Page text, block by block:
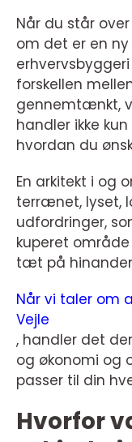
Når du står
om det er en
forskellen
gennemtænkt,
handler ikke
hvordan du
En arkitekt i og
terrænet, lyset,
udfordringer,
kuperet
tæt på
Når vi taler om
Vejle
, handler det
og økonomi og
passer til din
Hvorfor